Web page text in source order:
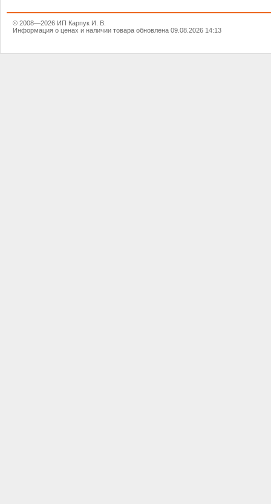
© 2008—2026 ИП Карпук И. В.
Информация о ценах и наличии товара обновлена 09.08.2026 14:13